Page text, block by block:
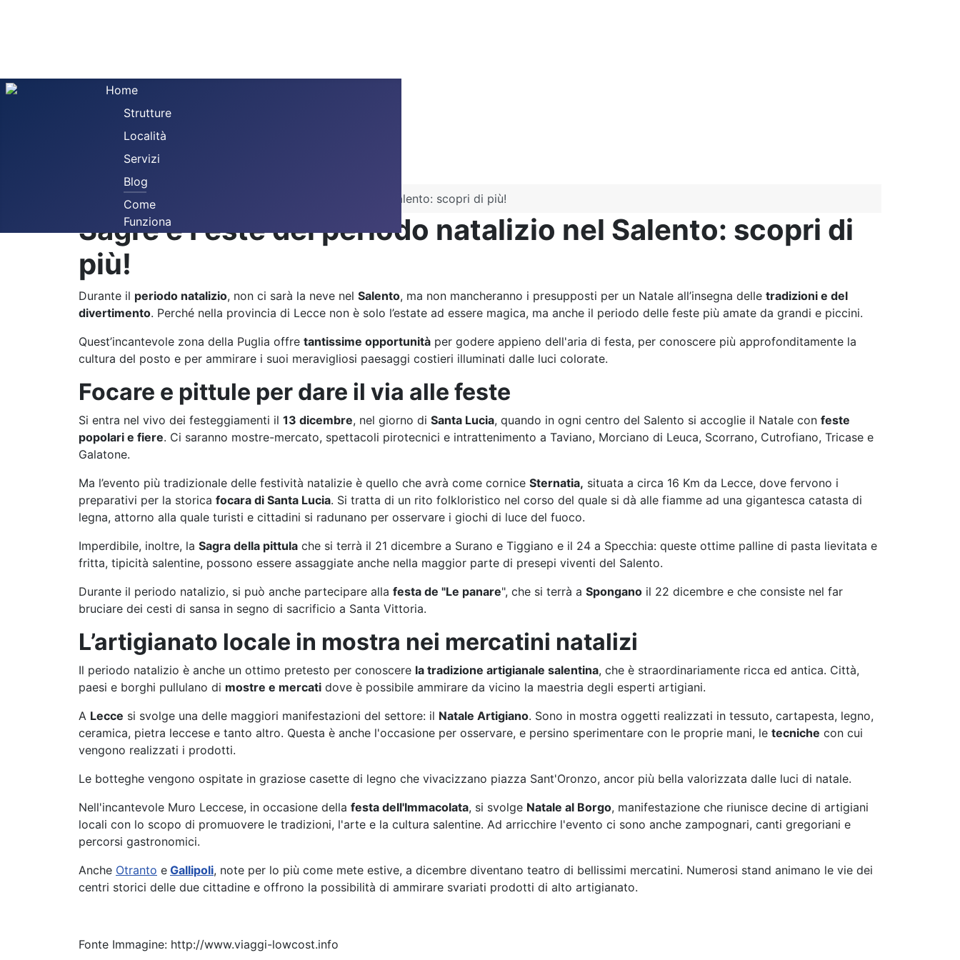
Home
Strutture
Località
Servizi
Blog
Come
Funziona
Blog Sagre e Feste del periodo natalizio nel Salento: scopri di più!
Sagre e Feste del periodo natalizio nel Salento: scopri di
più!
Durante il periodo natalizio, non ci sarà la neve nel Salento, ma non mancheranno i presupposti per un Natale all’insegna delle tradizioni e del
divertimento. Perché nella provincia di Lecce non è solo l’estate ad essere magica, ma anche il periodo delle feste più amate da grandi e piccini.
Quest’incantevole zona della Puglia offre tantissime opportunità per godere appieno dell'aria di festa, per conoscere più approfonditamente la
cultura del posto e per ammirare i suoi meravigliosi paesaggi costieri illuminati dalle luci colorate.
Focare e pittule per dare il via alle feste
Si entra nel vivo dei festeggiamenti il 13 dicembre, nel giorno di Santa Lucia, quando in ogni centro del Salento si accoglie il Natale con feste
popolari e fiere. Ci saranno mostre-mercato, spettacoli pirotecnici e intrattenimento a Taviano, Morciano di Leuca, Scorrano, Cutrofiano, Tricase e
Galatone.
Ma l’evento più tradizionale delle festività natalizie è quello che avrà come cornice Sternatia, situata a circa 16 Km da Lecce, dove fervono i
preparativi per la storica focara di Santa Lucia. Si tratta di un rito folkloristico nel corso del quale si dà alle fiamme ad una gigantesca catasta di
legna, attorno alla quale turisti e cittadini si radunano per osservare i giochi di luce del fuoco.
Imperdibile, inoltre, la Sagra della pittula che si terrà il 21 dicembre a Surano e Tiggiano e il 24 a Specchia: queste ottime palline di pasta lievitata e
fritta, tipicità salentine, possono essere assaggiate anche nella maggior parte di presepi viventi del Salento.
Durante il periodo natalizio, si può anche partecipare alla festa de "Le panare", che si terrà a Spongano il 22 dicembre e che consiste nel far
bruciare dei cesti di sansa in segno di sacrificio a Santa Vittoria.
L’artigianato locale in mostra nei mercatini natalizi
Il periodo natalizio è anche un ottimo pretesto per conoscere la tradizione artigianale salentina, che è straordinariamente ricca ed antica. Città,
paesi e borghi pullulano di mostre e mercati dove è possibile ammirare da vicino la maestria degli esperti artigiani.
A Lecce si svolge una delle maggiori manifestazioni del settore: il Natale Artigiano. Sono in mostra oggetti realizzati in tessuto, cartapesta, legno,
ceramica, pietra leccese e tanto altro. Questa è anche l'occasione per osservare, e persino sperimentare con le proprie mani, le tecniche con cui
vengono realizzati i prodotti.
Le botteghe vengono ospitate in graziose casette di legno che vivacizzano piazza Sant'Oronzo, ancor più bella valorizzata dalle luci di natale.
Nell'incantevole Muro Leccese, in occasione della festa dell'Immacolata, si svolge Natale al Borgo, manifestazione che riunisce decine di artigiani
locali con lo scopo di promuovere le tradizioni, l'arte e la cultura salentine. Ad arricchire l'evento ci sono anche zampognari, canti gregoriani e
percorsi gastronomici.
Anche Otranto e Gallipoli, note per lo più come mete estive, a dicembre diventano teatro di bellissimi mercatini. Numerosi stand animano le vie dei
centri storici delle due cittadine e offrono la possibilità di ammirare svariati prodotti di alto artigianato.
Fonte Immagine: http://www.viaggi-lowcost.info